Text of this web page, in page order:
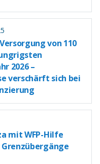
von 110
2026 –
verschärft sich bei
mit WFP-Hilfe